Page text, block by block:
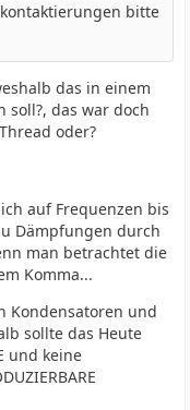
bitte
das in einem
soll?, das war doch
oder?
auf Frequenzen bis
Dämpfungen durch
man betrachtet die
Komma...
Kondensatoren und
sollte das Heute
und keine